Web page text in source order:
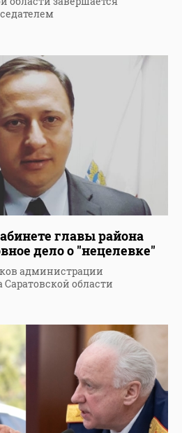
главы района
дело о "нецелевке"
администрации
Саратовской области